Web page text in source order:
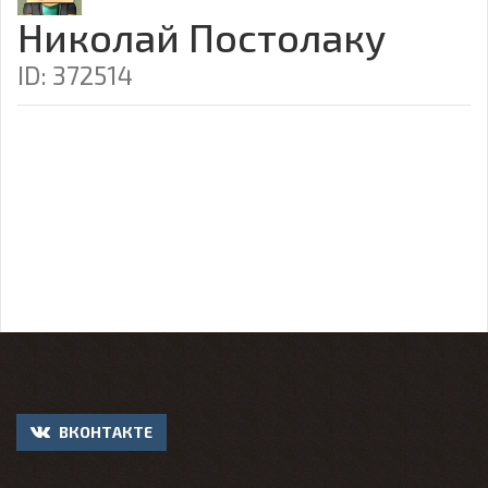
Николай Постолаку
ID: 372514
ВКОНТАКТЕ